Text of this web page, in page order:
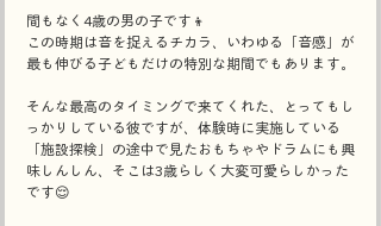
間もなく4歳の男の子です👦
この時期は音を捉えるチカラ、いわゆる「音感」が
最も伸びる子どもだけの特別な期間でもあります。
そんな最高のタイミングで来てくれた、とってもし
っかりしている彼ですが、体験時に実施している
「施設探検」の途中で見たおもちゃやドラムにも興
味しんしん、そこは3歳らしく大変可愛らしかった
です😌